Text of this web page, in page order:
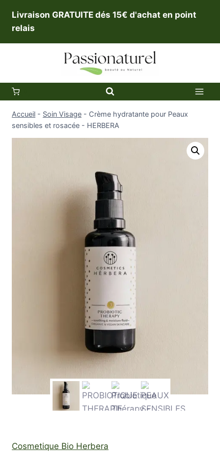
contenu
Livraison GRATUITE dés 15€ d'achat en point
relais
Accueil - Soin Visage - Crème hydratante pour Peaux
sensibles et rosacée - HERBERA
Cosmetique Bio Herbera